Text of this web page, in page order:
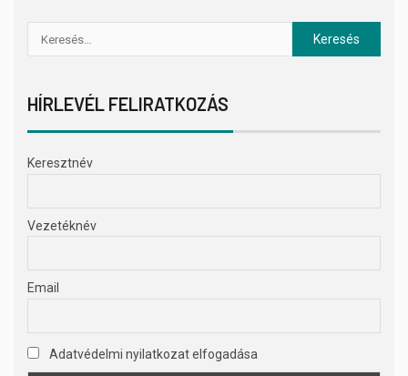
HÍRLEVÉL FELIRATKOZÁS
Keresztnév
Vezetéknév
Email
Adatvédelmi nyilatkozat elfogadása